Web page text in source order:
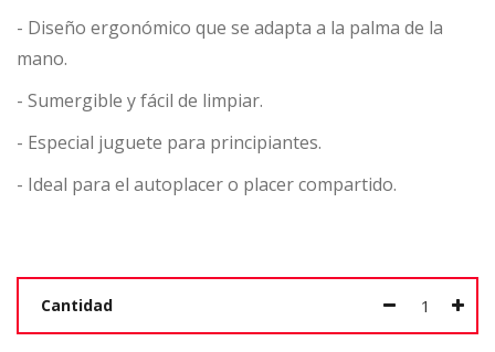
- Diseño ergonómico que se adapta a la palma de la
mano.
- Sumergible y fácil de limpiar.
- Especial juguete para principiantes.
- Ideal para el autoplacer o placer compartido.
Cantidad